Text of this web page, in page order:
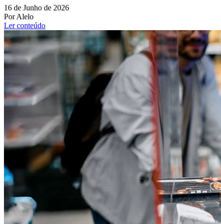
16 de Junho de 2026
Por Alelo
Ler conteúdo